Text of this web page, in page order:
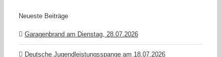
Neueste Beiträge
Garagenbrand am Dienstag, 28.07.2026
Deutsche Jugendleistungsspange am 18.07.2026